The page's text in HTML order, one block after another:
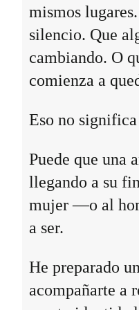
mismos
silencio. Que
cambiando. O
comienza a
Eso no significa
Puede que una
llegando a su
mujer —o al
a ser.
He preparado
acompañarte a